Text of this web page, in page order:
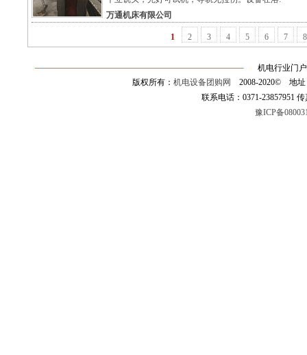
万通机床有限公司
1 2 3 4 5 6 7 8
机电行业门
版权所有： 机电设备团购网
2008-2020© 地址
联系电话：0371-23857951
豫ICP备